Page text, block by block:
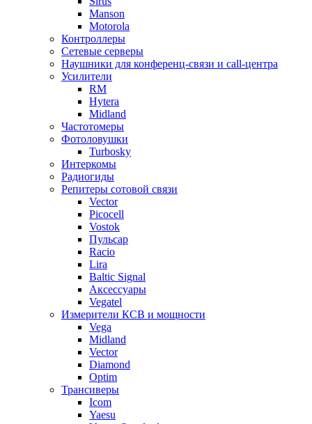
Manson
Motorola
Контроллеры
Сетевые серверы
Наушники для конференц-связи и call-центра
Усилители
RM
Hytera
Midland
Частотомеры
Фотоловушки
Turbosky
Интеркомы
Радиогиды
Репитеры сотовой связи
Vector
Picocell
Vostok
Пульсар
Racio
Lira
Baltic Signal
Аксессуары
Vegatel
Измерители КСВ и мощности
Vega
Midland
Vector
Diamond
Optim
Трансиверы
Icom
Yaesu